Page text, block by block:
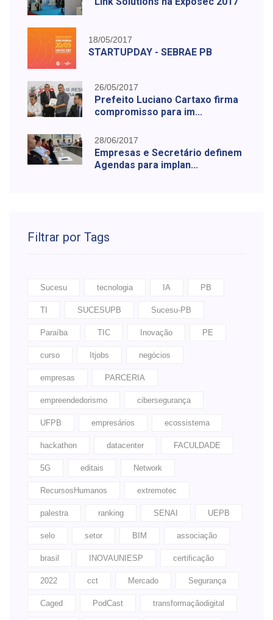
18/05/2017
STARTUPDAY - SEBRAE PB
26/05/2017
Prefeito Luciano Cartaxo firma
compromisso para im...
28/06/2017
Empresas e Secretário definem
Agendas para implan...
Filtrar por Tags
Sucesu tecnologia IA PB
TI SUCESUPB Sucesu-PB
Paraíba TIC Inovação PE
curso Itjobs negócios
empresas PARCERIA
empreendedorismo cibersegurança
UFPB empresários ecossistema
hackathon datacenter FACULDADE
5G editais Network
RecursosHumanos extremotec
palestra ranking SENAI UEPB
selo setor BIM associação
brasil INOVAUNIESP certificação
2022 cct Mercado Segurança
Caged PodCast transformaçãodigital